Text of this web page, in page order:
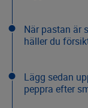
När pastan är
häller du
Lägg sedan
peppra efter